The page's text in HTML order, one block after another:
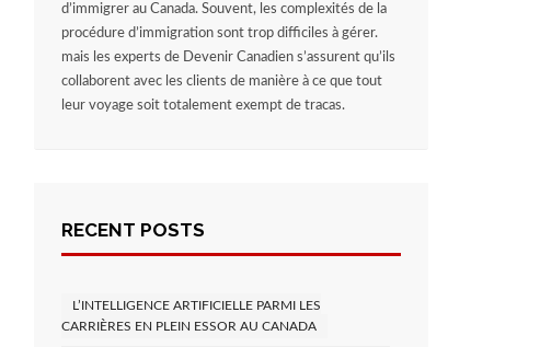
d’immigrer au Canada. Souvent, les complexités de la
procédure d’immigration sont trop difficiles à gérer.
mais les experts de Devenir Canadien s’assurent qu’ils
collaborent avec les clients de manière à ce que tout
leur voyage soit totalement exempt de tracas.
RECENT POSTS
L’INTELLIGENCE ARTIFICIELLE PARMI LES
CARRIÈRES EN PLEIN ESSOR AU CANADA